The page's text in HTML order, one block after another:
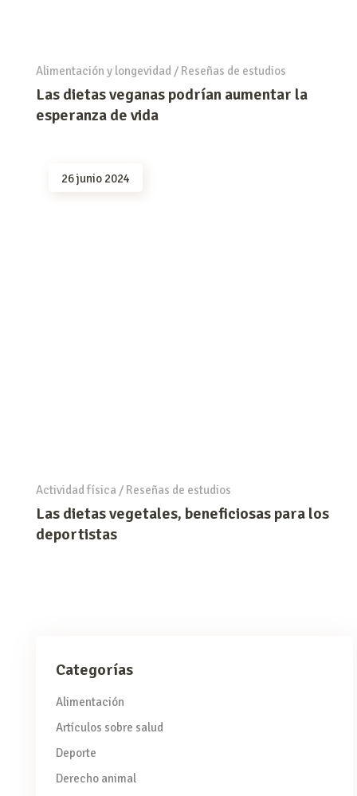
Alimentación y longevidad / Reseñas de estudios
Las dietas veganas podrían aumentar la
esperanza de vida
26 junio 2024
Actividad física / Reseñas de estudios
Las dietas vegetales, beneficiosas para los
deportistas
Categorías
Alimentación
Artículos sobre salud
Deporte
Derecho animal